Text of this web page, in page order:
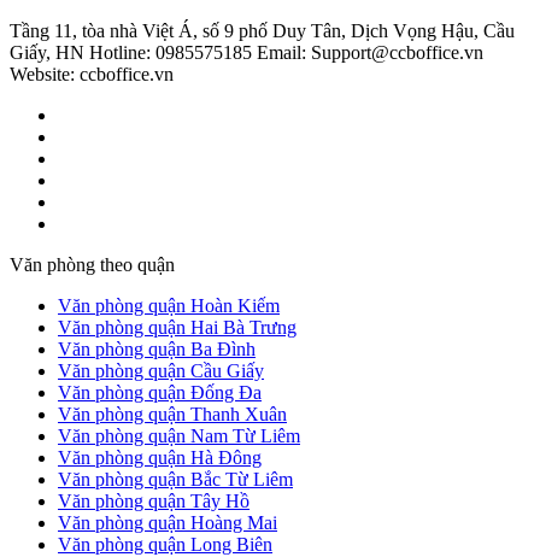
Tầng 11, tòa nhà Việt Á, số 9 phố Duy Tân, Dịch Vọng Hậu, Cầu
Giấy, HN Hotline: 0985575185 Email: Support@ccboffice.vn
Website: ccboffice.vn
Văn phòng theo quận
Văn phòng quận Hoàn Kiếm
Văn phòng quận Hai Bà Trưng
Văn phòng quận Ba Đình
Văn phòng quận Cầu Giấy
Văn phòng quận Đống Đa
Văn phòng quận Thanh Xuân
Văn phòng quận Nam Từ Liêm
Văn phòng quận Hà Đông
Văn phòng quận Bắc Từ Liêm
Văn phòng quận Tây Hồ
Văn phòng quận Hoàng Mai
Văn phòng quận Long Biên